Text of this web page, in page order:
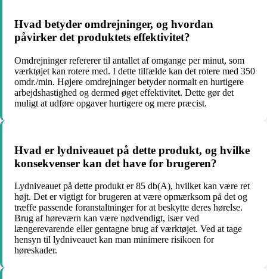
Hvad betyder omdrejninger, og hvordan
påvirker det produktets effektivitet?
Omdrejninger refererer til antallet af omgange per minut, som
værktøjet kan rotere med. I dette tilfælde kan det rotere med 350
omdr./min. Højere omdrejninger betyder normalt en hurtigere
arbejdshastighed og dermed øget effektivitet. Dette gør det
muligt at udføre opgaver hurtigere og mere præcist.
Hvad er lydniveauet på dette produkt, og hvilke
konsekvenser kan det have for brugeren?
Lydniveauet på dette produkt er 85 db(A), hvilket kan være ret
højt. Det er vigtigt for brugeren at være opmærksom på det og
træffe passende foranstaltninger for at beskytte deres hørelse.
Brug af høreværn kan være nødvendigt, især ved
længerevarende eller gentagne brug af værktøjet. Ved at tage
hensyn til lydniveauet kan man minimere risikoen for
høreskader.